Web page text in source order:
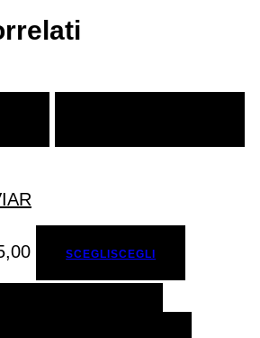
SCEGLISCEGLI
AGGIUNGI AL